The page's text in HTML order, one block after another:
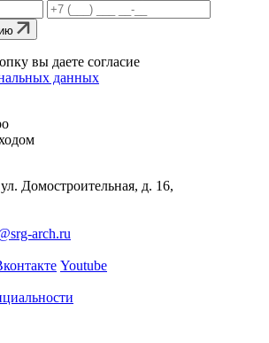
вы даете согласие
данных
Домостроительная, д. 16,
arch.ru
Youtube